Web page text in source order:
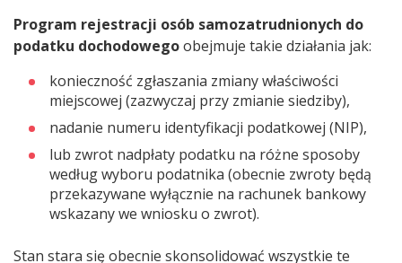
Program rejestracji osób samozatrudnionych do
podatku dochodowegoobejmuje takie działania jak:
konieczność zgłaszania zmiany właściwości
miejscowej (zazwyczaj przy zmianie siedziby),
nadanie numeru identyfikacji podatkowej (NIP),
lub zwrot nadpłaty podatku na różne sposoby
według wyboru podatnika (obecnie zwroty będą
przekazywane wyłącznie na rachunek bankowy
wskazany we wniosku o zwrot).
Stan stara się obecnie skonsolidować wszystkie te